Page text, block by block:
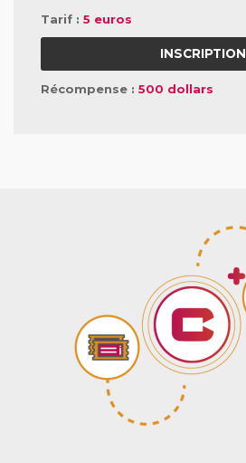
Tarif : 5 euros
INSCRIPTION
Récompense : 500 dollars